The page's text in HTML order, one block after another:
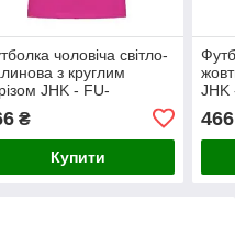
чоловіча світло-
з круглим
JHK - FU-
₴
Купити
JHK
466